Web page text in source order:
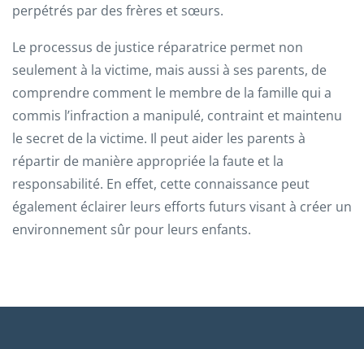
perpétrés par des frères et sœurs.
Le processus de justice réparatrice permet non
seulement à la victime, mais aussi à ses parents, de
comprendre comment le membre de la famille qui a
commis l’infraction a manipulé, contraint et maintenu
le secret de la victime. Il peut aider les parents à
répartir de manière appropriée la faute et la
responsabilité. En effet, cette connaissance peut
également éclairer leurs efforts futurs visant à créer un
environnement sûr pour leurs enfants.